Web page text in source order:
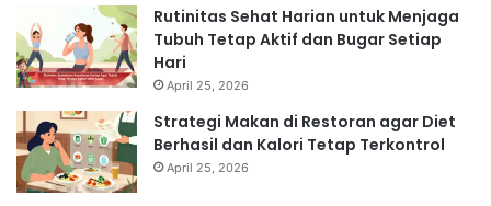
Rutinitas Sehat Harian untuk Menjaga
Tubuh Tetap Aktif dan Bugar Setiap
Hari
April 25, 2026
Strategi Makan di Restoran agar Diet
Berhasil dan Kalori Tetap Terkontrol
April 25, 2026